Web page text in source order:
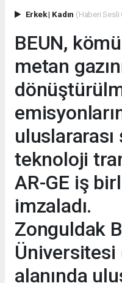
Erkek| Kadın (Haberi Sesli
BEUN,
metan
teknoloji
AR-GE iş
imzaladı.
Zonguldak
Üniversitesi
alanında